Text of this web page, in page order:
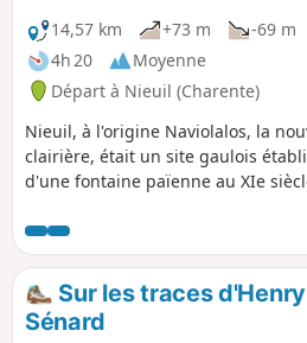
14,57 km
+73 m
-69 m
4h 20
Moyenne
Départ à Nieuil (Charente)
Nieuil, à l'origine Naviolalos, la
clairière, était un site gaulois
d'une fontaine païenne au XIe
vicomtes de Rochechouart. La
Nieuil passe successivement à
familles nobles, bâtisseurs du
château et demeurera une
jusqu'à la révolution.
Sur les traces
Sénard